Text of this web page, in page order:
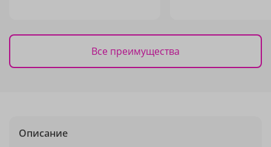
Все преимущества
Описание